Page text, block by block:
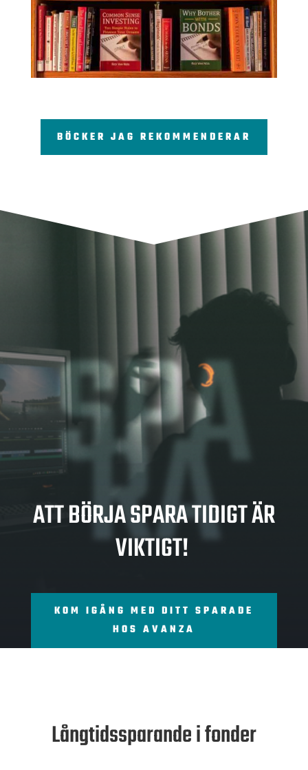
BÖCKER JAG REKOMMENDERAR
SPA
RA
ATT BÖRJA SPARA TIDIGT ÄR
VIKTIGT!
KOM IGÅNG MED DITT SPARADE
HOS AVANZA
Långtidssparande i fonder